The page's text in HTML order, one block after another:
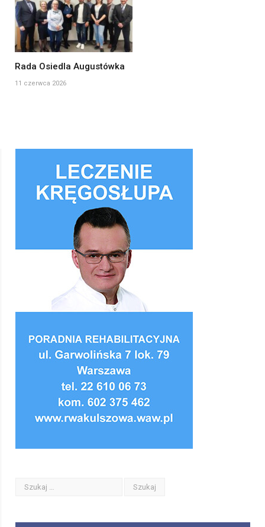
Rada Osiedla Augustówka
11 czerwca 2026